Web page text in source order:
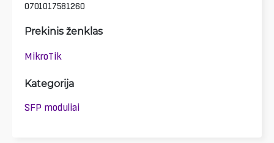
0701017581260
Prekinis ženklas
MikroTik
Kategorija
SFP moduliai